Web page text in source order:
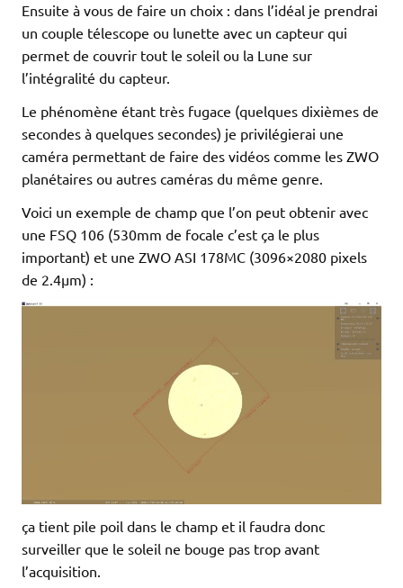
Ensuite à vous de faire un choix : dans l’idéal je prendrai
un couple télescope ou lunette avec un capteur qui
permet de couvrir tout le soleil ou la Lune sur
l’intégralité du capteur.
Le phénomène étant très fugace (quelques dixièmes de
secondes à quelques secondes) je privilégierai une
caméra permettant de faire des vidéos comme les ZWO
planétaires ou autres caméras du même genre.
Voici un exemple de champ que l’on peut obtenir avec
une FSQ 106 (530mm de focale c’est ça le plus
important) et une ZWO ASI 178MC (3096×2080 pixels
de 2.4µm) :
ça tient pile poil dans le champ et il faudra donc
surveiller que le soleil ne bouge pas trop avant
l’acquisition.